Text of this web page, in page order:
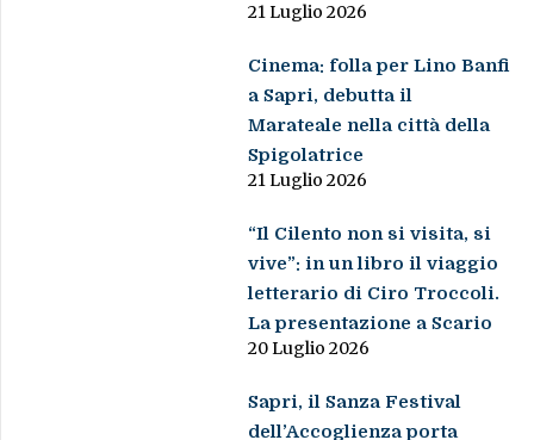
21 Luglio 2026
Cinema: folla per Lino Banfi
a Sapri, debutta il
Marateale nella città della
Spigolatrice
21 Luglio 2026
“Il Cilento non si visita, si
vive”: in un libro il viaggio
letterario di Ciro Troccoli.
La presentazione a Scario
20 Luglio 2026
Sapri, il Sanza Festival
dell’Accoglienza porta